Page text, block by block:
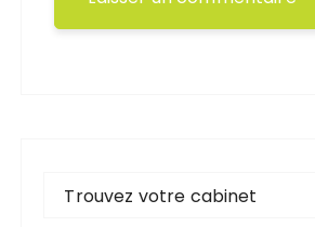
Trouvez votre cabinet